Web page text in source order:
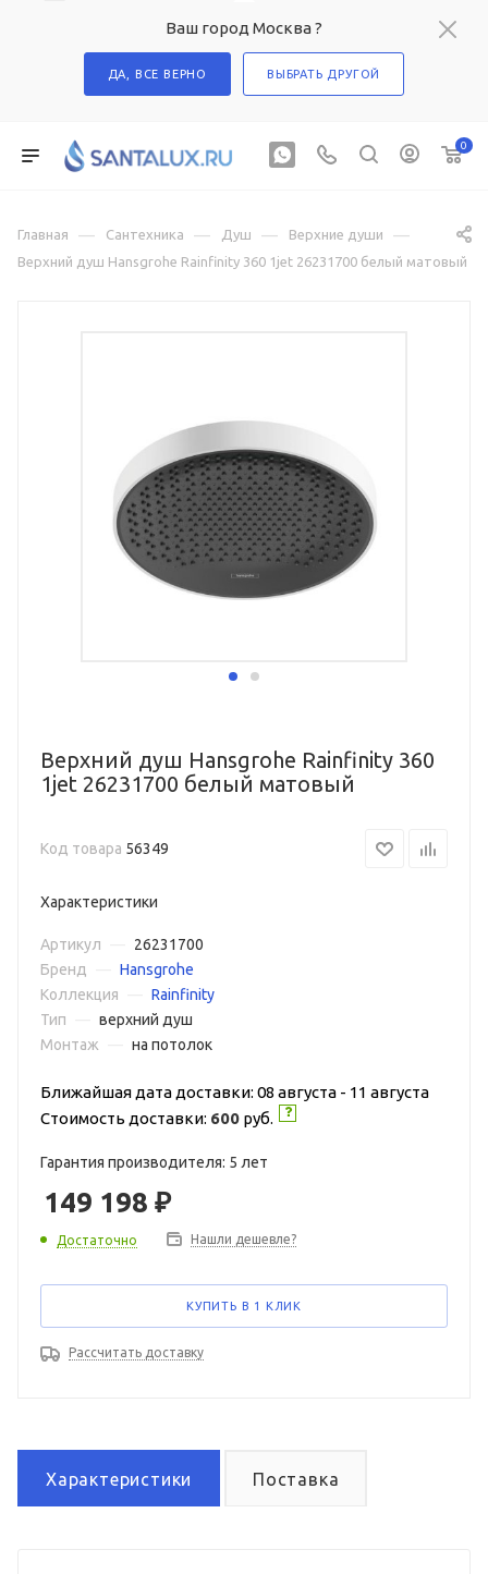
Ваш город Москва ?
ДА, ВСЕ ВЕРНО ВЫБРАТЬ ДРУГОЙ
0
Главная — Сантехника — Душ — Верхние души —
Верхний душ Hansgrohe Rainfinity 360 1jet 26231700 белый матовый
Верхний душ Hansgrohe Rainfinity 360
1jet 26231700 белый матовый
Код товара 56349
Характеристики
Артикул
26231700
Бренд
Hansgrohe
Коллекция
Rainfinity
Тип
верхний душ
Монтаж
на потолок
Ближайшая дата доставки: 08 августа - 11 августа
Стоимость доставки: 600 руб.
Гарантия производителя: 5 лет
149 198 ₽
Достаточно Нашли дешевле?
КУПИТЬ В 1 КЛИК
Рассчитать доставку
Характеристики Поставка